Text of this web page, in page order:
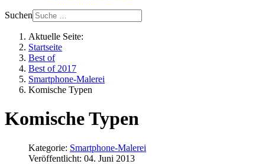
Suchen
Aktuelle Seite:
Startseite
Best of
Best of 2017
Smartphone-Malerei
Komische Typen
Komische Typen
Kategorie: Smartphone-Malerei
Veröffentlicht: 04. Juni 2013